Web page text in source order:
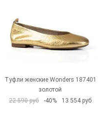
Туфли женские Wonders 187401
золотой
22 590 руб
-40% 13 554 руб